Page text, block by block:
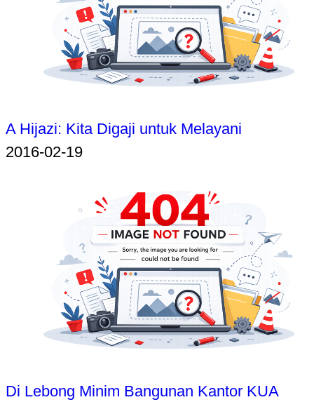
A Hijazi: Kita Digaji untuk Melayani
2016-02-19
Di Lebong Minim Bangunan Kantor KUA